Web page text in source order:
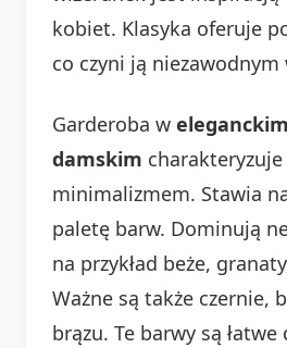
kobiet. Klasyka oferuje
co czyni ją niezawodnym
Garderoba w
damskim
minimalizmem. Stawia
paletę barw. Dominują
na przykład beże,
Ważne są także czernie,
brązu. Te barwy są łatwe